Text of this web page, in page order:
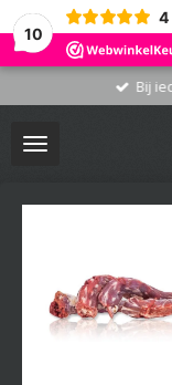
10
4
Bij